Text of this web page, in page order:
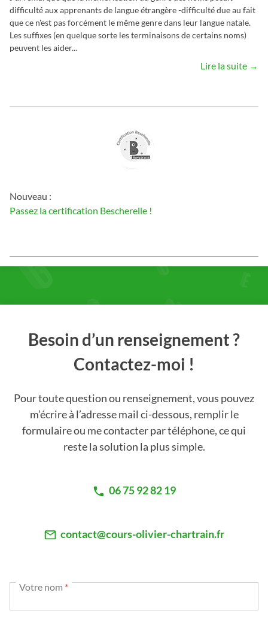
difficulté aux apprenants de langue étrangère -difficulté due au fait
que ce n'est pas forcément le même genre dans leur langue natale.
Les suffixes (en quelque sorte les terminaisons de certains noms)
peuvent les aider...
Lire la suite →
Nouveau :
Passez la certification Bescherelle !
Besoin d’un renseignement ?
Contactez-moi !
Pour toute question ou renseignement, vous pouvez
m’écrire à l’adresse mail ci-dessous, remplir le
formulaire ou me contacter par téléphone, ce qui
reste la solution la plus simple.
06 75 92 82 19
contact@cours-olivier-chartrain.fr
Votre nom *